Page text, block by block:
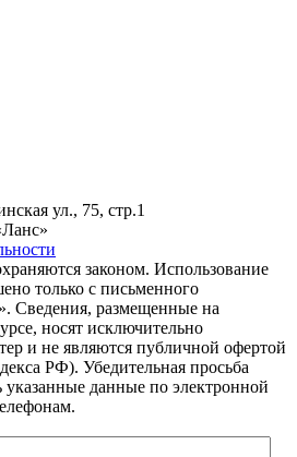
ул., 75, стр.1
законом. Использование
только с письменного
Сведения, размещенные на
носят исключительно
и не являются публичной офертой
РФ). Убедительная просьба
указанные данные по электронной